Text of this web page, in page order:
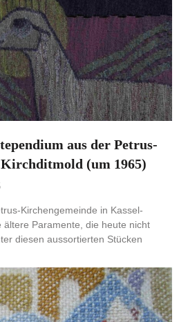
aus der Petrus-
(um 1965)
Kirchengemeinde in Kassel-
Paramente, die heute nicht
diesen aussortierten Stücken